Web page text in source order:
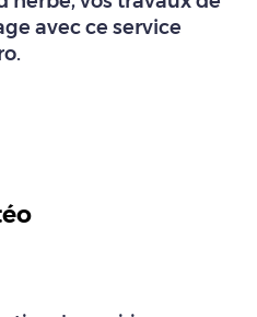
avec ce service